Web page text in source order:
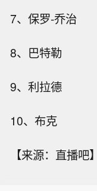
7、保罗-乔治
8、巴特勒
9、利拉德
10、布克
【来源：直播吧】